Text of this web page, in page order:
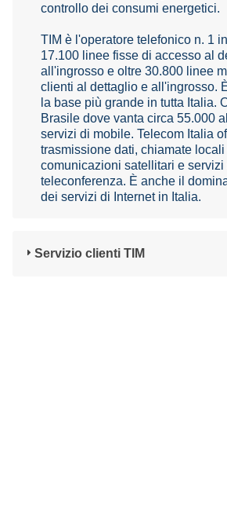
controllo dei consumi energetici.
TIM è l'operatore telefonico n. 1
17.100 linee fisse di accesso al
all'ingrosso e oltre 30.800 linee
clienti al dettaglio e all'ingrosso.
la base più grande in tutta Italia.
Brasile dove vanta circa 55.000
servizi di mobile. Telecom Italia
trasmissione dati, chiamate
comunicazioni satellitari e servizi
teleconferenza. È anche il
dei servizi di Internet in Italia.
Servizio clienti TIM